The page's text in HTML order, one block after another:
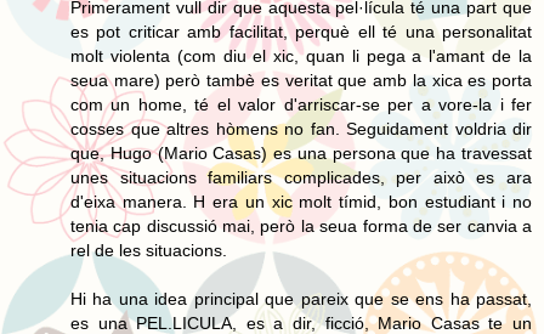
Primerament vull dir que aquesta pel·lícula té una part que
es pot criticar amb facilitat, perquè ell té una personalitat
molt violenta (com diu el xic, quan li pega a l'amant de la
seua mare) però tambè es veritat que amb la xica es porta
com un home, té el valor d'arriscar-se per a vore-la i fer
cosses que altres hòmens no fan. Seguidament voldria dir
que, Hugo (Mario Casas) es una persona que ha travessat
unes situacions familiars complicades, per això es ara
d'eixa manera. H era un xic molt tímid, bon estudiant i no
tenia cap discussió mai, però la seua forma de ser canvia a
rel de les situacions.
Hi ha una idea principal que pareix que se ens ha passat,
es una PEL.LICULA, es a dir, ficció, Mario Casas te un